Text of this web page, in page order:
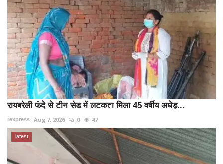
रायबरेली फंदे से टीन सेड में लटकता मिला 45 वर्षीय अधेड़...
rexpress Aug 7, 2026 0 47
latest